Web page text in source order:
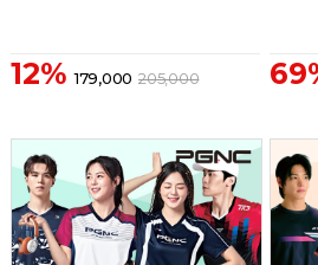
12% 179,000 205,000